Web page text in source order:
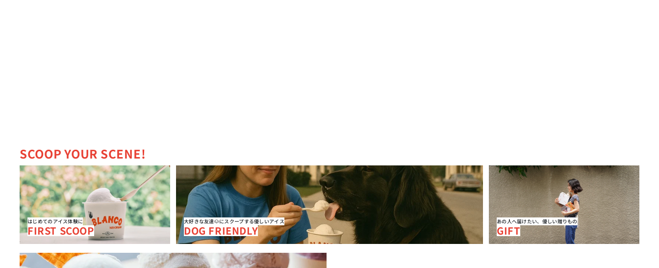
SCOOP YOUR SCENE!
FIRST SCOOP
はじめてのアイス体験に
FIRST SCOOP
DOG FRIENDLY
大好きな友達🐶にスクープする優しいアイス
DOG FRIENDLY
GIFT
あの人へ届けたい、優しい贈りもの
GIFT
PARTY SCOOPS